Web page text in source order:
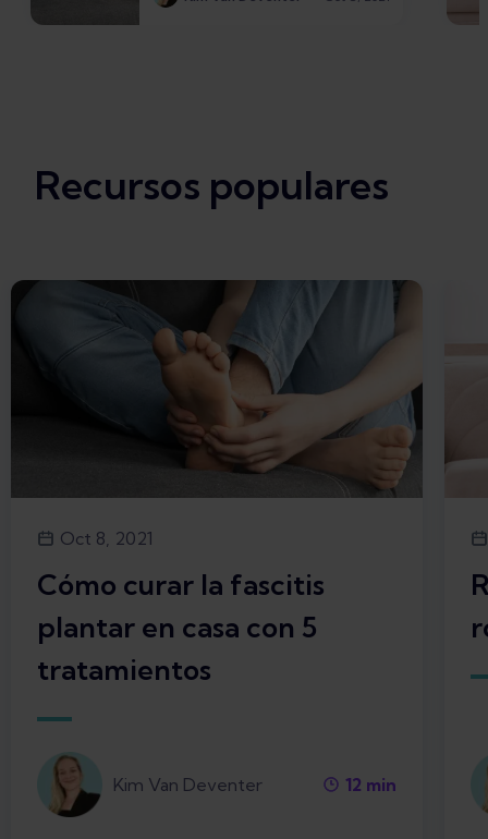
Recursos populares
Oct 8, 2021
Cómo curar la fascitis
plantar en casa con 5
tratamientos
Kim Van Deventer 12 min